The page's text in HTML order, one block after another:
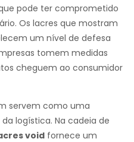
pode ter comprometido
Os lacres que mostram
um nível de defesa
tomem medidas
cheguem ao consumidor
servem como uma
logística. Na cadeia de
void fornece um